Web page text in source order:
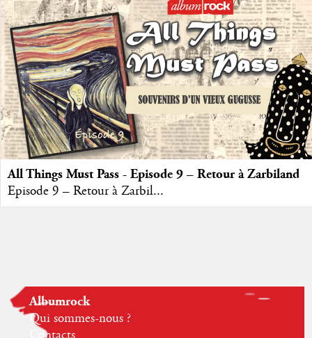
All Things Must Pass - Episode 9 – Retour à Zarbiland
Episode 9 – Retour à Zarbil...
Albumrock
Qui sommes-nous ?